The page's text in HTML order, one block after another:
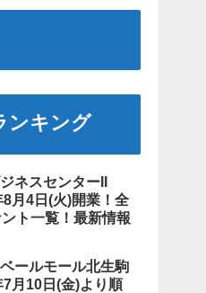
ンキング
ネスセンターII
月4日(火)開業！全
ト一覧！最新情報
ールモール北生駒
月10日(金)より順